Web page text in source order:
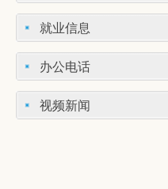
就业信息
办公电话
视频新闻